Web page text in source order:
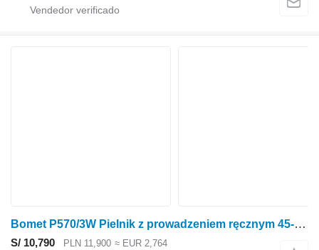
Bomet P570/3W Pielnik z prowadzeniem ręcznym 45-55cm Nembus
S/ 10,790 PLN 11,900 ≈ EUR 2,764